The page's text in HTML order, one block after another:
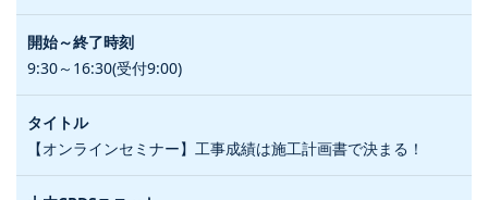
9:30～16:30(受付9:00)
【オンラインセミナー】工事成績は施工計画書で決まる！